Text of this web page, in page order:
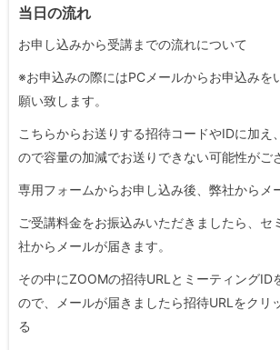
当日の流れ
お申し込みから受講までの流れについて
※お申込みの際にはPCメールからお申込みを
願い致します。
こちらからお送りする招待コードやIDに加え
ので容量の加減でお送りできない可能性がご
専用フォームからお申し込み後、弊社からメ
ご受講料金をお振込みいただきましたら、セ
社からメールが届きます。
その中にZOOMの招待URLとミーティングID
ので、メールが届きましたら招待URLをクリ
る